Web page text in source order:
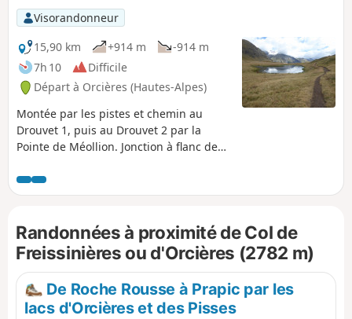
Visorandonneur
15,90 km
+914 m
-914 m
7h 10
Difficile
Départ à Orcières (Hautes-Alpes)
Montée par les pistes et chemin au
Drouvet 1, puis au Drouvet 2 par la
Pointe de Méollion. Jonction à flanc de
des Estaris. Retour par les lacs des
Jumeaux, des Sirènes et le Lac Jujal.
Randonnées à proximité de Col de
Freissinières ou d'Orcières (2782 m)
De Roche Rousse à Prapic par les
lacs d'Orcières et des Pisses